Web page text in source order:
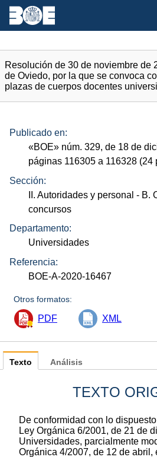
Resolución de 30 de noviembre de
de Oviedo, por la que se convoca
plazas de cuerpos docentes
Publicado en:
«BOE» núm. 329, de 18 de
páginas 116305 a 116328 (24
Sección:
II. Autoridades y personal - B.
concursos
Departamento:
Universidades
Referencia:
BOE-A-2020-16467
Otros formatos:
PDF XML
Texto
TEXTO
De conformidad con lo
Ley Orgánica 6/2001, de 21 de
Universidades, parcialmente
Orgánica 4/2007, de 12 de abril,
Análisis